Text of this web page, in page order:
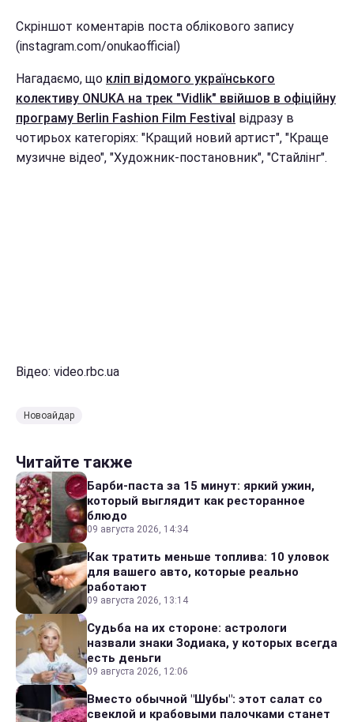
Скріншот коментарів поста облікового запису
(instagram.com/onukaofficial)
Нагадаємо, що кліп відомого українського
колективу ONUKA на трек "Vidlik" ввійшов в офіційну
програму Berlin Fashion Film Festival відразу в
чотирьох категоріях: "Кращий новий артист", "Краще
музичне відео", "Художник-постановник", "Стайлінг".
Відео: video.rbc.ua
Новоайдар
Читайте также
Барби-паста за 15 минут: яркий ужин,
который выглядит как ресторанное
блюдо
09 августа 2026, 14:34
Как тратить меньше топлива: 10 уловок
для вашего авто, которые реально
работают
09 августа 2026, 13:14
Судьба на их стороне: астрологи
назвали знаки Зодиака, у которых всегда
есть деньги
09 августа 2026, 12:06
Вместо обычной "Шубы": этот салат со
свеклой и крабовыми палочками станет